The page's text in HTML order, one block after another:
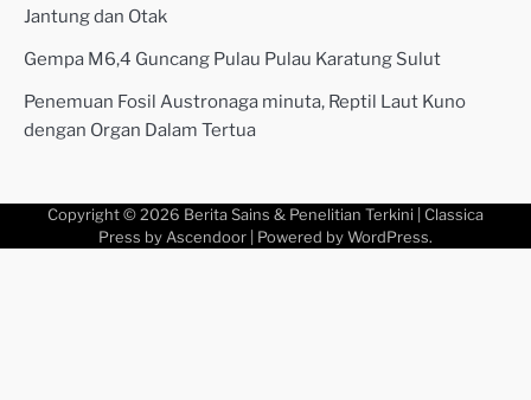
Jantung dan Otak
Gempa M6,4 Guncang Pulau Pulau Karatung Sulut
Penemuan Fosil Austronaga minuta, Reptil Laut Kuno
dengan Organ Dalam Tertua
Copyright © 2026 Berita Sains & Penelitian Terkini | Classica
Press by Ascendoor | Powered by WordPress.